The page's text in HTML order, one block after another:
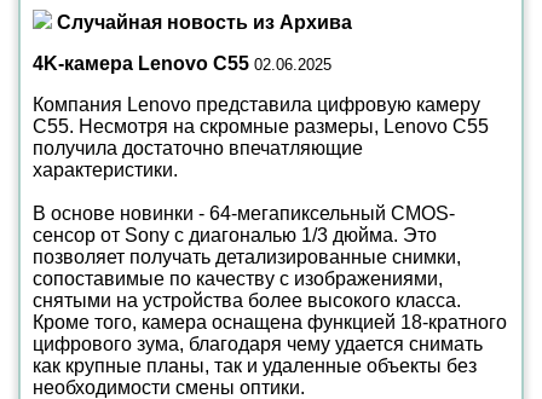
Случайная новость из Архива
4K-камера Lenovo C55 02.06.2025
Компания Lenovo представила цифровую камеру
C55. Несмотря на скромные размеры, Lenovo C55
получила достаточно впечатляющие
характеристики.
В основе новинки - 64-мегапиксельный CMOS-
сенсор от Sony с диагональю 1/3 дюйма. Это
позволяет получать детализированные снимки,
сопоставимые по качеству с изображениями,
снятыми на устройства более высокого класса.
Кроме того, камера оснащена функцией 18-кратного
цифрового зума, благодаря чему удается снимать
как крупные планы, так и удаленные объекты без
необходимости смены оптики.